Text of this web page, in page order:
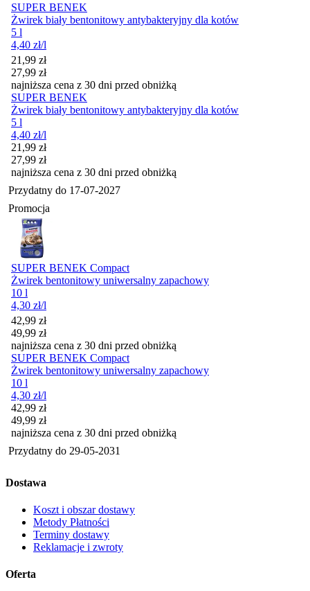
SUPER BENEK
Żwirek biały bentonitowy antybakteryjny dla kotów
5 l
4,40 zł/l
Cena promocyjna
21,99 zł
27,99 zł
najniższa cena z 30 dni przed obniżką
SUPER BENEK
Żwirek biały bentonitowy antybakteryjny dla kotów
5 l
4,40 zł/l
Cena promocyjna
21,99 zł
27,99 zł
najniższa cena z 30 dni przed obniżką
Przydatny do 17-07-2027
Promocja
SUPER BENEK Compact
Żwirek bentonitowy uniwersalny zapachowy
10 l
4,30 zł/l
Cena promocyjna
42,99 zł
49,99 zł
najniższa cena z 30 dni przed obniżką
SUPER BENEK Compact
Żwirek bentonitowy uniwersalny zapachowy
10 l
4,30 zł/l
Cena promocyjna
42,99 zł
49,99 zł
najniższa cena z 30 dni przed obniżką
Przydatny do 29-05-2031
Dostawa
Koszt i obszar dostawy
Metody Płatności
Terminy dostawy
Reklamacje i zwroty
Oferta